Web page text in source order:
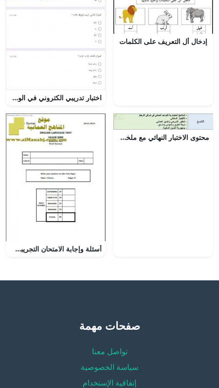
إدخال أل التعريف على الكلمات
اختبار تدريبي الكتروني في الوحدة الأولى (الأعداد الصحيحة والقوى والجذور) (رياضيات) السابع
محتوى الاختبار النهائي مع ملخصات شاملة وأسئلة الكترونية امتحانية (اجتماعيات) التاسع
أسئلة وإجابة الامتحان التجريبي الدور الأول في محافظة البريمي (لغة انجليزية) التاسع
صفحات مهمة
تواصل معنا
سياسة الخصوصية
إتفاقية الإستخدام